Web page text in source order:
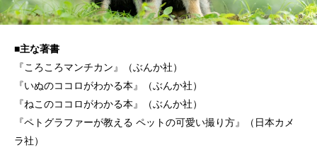
■主な著書
『ころころマンチカン』（ぶんか社）
『いぬのココロがわかる本』（ぶんか社）
『ねこのココロがわかる本』（ぶんか社）
『ペトグラファーが教える ペットの可愛い撮り方』（日本カメ
ラ社）